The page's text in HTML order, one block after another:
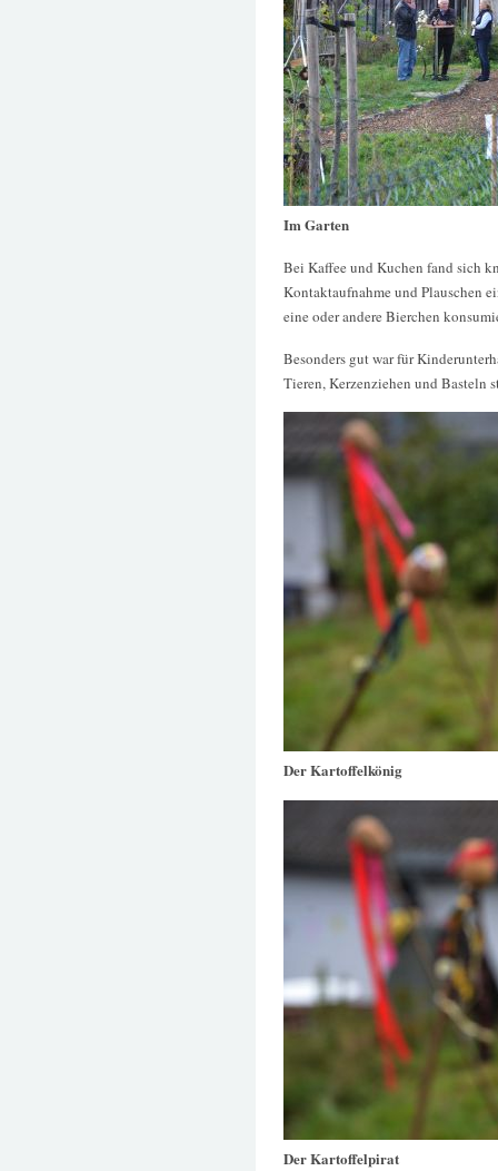
Im Garten
Bei Kaffee und Kuchen fand sich
Kontaktaufnahme und Plauschen
eine oder andere Bierchen
Besonders gut war für
Tieren, Kerzenziehen und Basteln
Der Kartoffelkönig
Der Kartoffelpirat